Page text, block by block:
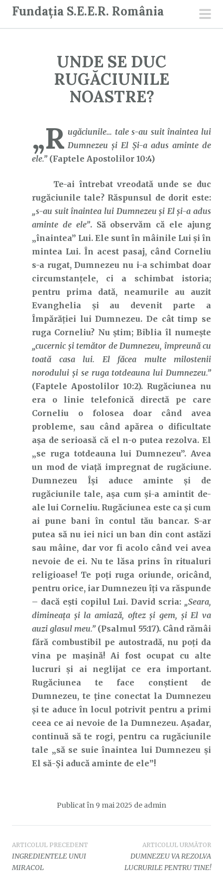
Fundația S.E.E.R. România
UNDE SE DUC
RUGĂCIUNILE
NOASTRE?
„R ugăciunile… tale s-au suit înaintea lui
Dumnezeu și El Și-a adus aminte de
ele.” (Faptele Apostolilor 10:4)
Te-ai întrebat vreodată unde se duc
rugăciunile tale? Răspunsul de dorit este:
„s-au suit înaintea lui Dumnezeu și El și-a adus
aminte de ele”. Să observăm că ele ajung
„înaintea” Lui. Ele sunt în mâinile Lui și în
mintea Lui. În acest pasaj, când Corneliu
s-a rugat, Dumnezeu nu i-a schimbat doar
circumstanțele, ci a schimbat istoria;
pentru prima dată, neamurile au auzit
Evanghelia și au devenit parte a
Împărăției lui Dumnezeu. De cât timp se
ruga Corneliu? Nu știm; Biblia îl numește
„cucernic şi temător de Dumnezeu, împreună cu
toată casa lui. El făcea multe milostenii
norodului şi se ruga totdeauna lui Dumnezeu.”
(Faptele Apostolilor 10:2). Rugăciunea nu
era o linie telefonică directă pe care
Corneliu o folosea doar când avea
probleme, sau când apărea o dificultate
așa de serioasă că el n-o putea rezolva. El
„se ruga totdeauna lui Dumnezeu”. Avea
un mod de viață impregnat de rugăciune.
Dumnezeu Își aduce aminte și de
rugăciunile tale, așa cum și-a amintit de-
ale lui Corneliu. Rugăciunea este ca și cum
ai pune bani în contul tău bancar. S-ar
putea să nu iei nici un ban din cont astăzi
sau mâine, dar vor fi acolo când vei avea
nevoie de ei. Nu te lăsa prins în ritualuri
religioase! Te poți ruga oriunde, oricând,
pentru orice, iar Dumnezeu îți va răspunde
– dacă ești copilul Lui. David scria: „Seara,
dimineaţa şi la amiază, oftez şi gem, şi El va
auzi glasul meu.” (Psalmul 55:17). Când rămâi
fără combustibil pe autostradă, nu poți da
vina pe mașină! Ai fost ocupat cu alte
lucruri și ai neglijat ce era important.
Rugăciunea te face conștient de
Dumnezeu, te ține conectat la Dumnezeu
și te aduce în locul potrivit pentru a primi
ceea ce ai nevoie de la Dumnezeu. Așadar,
continuă să te rogi, pentru ca rugăciunile
tale „să se suie înaintea lui Dumnezeu și
El să-Și aducă aminte de ele”!
Publicat în 9 mai 2025 de admin
Navigare
în
ARTICOLUL PRECEDENT
INGREDIENTELE UNUI
MIRACOL
ARTICOLUL URMĂTOR
DUMNEZEU VA REZOLVA
LUCRURILE PENTRU TINE!